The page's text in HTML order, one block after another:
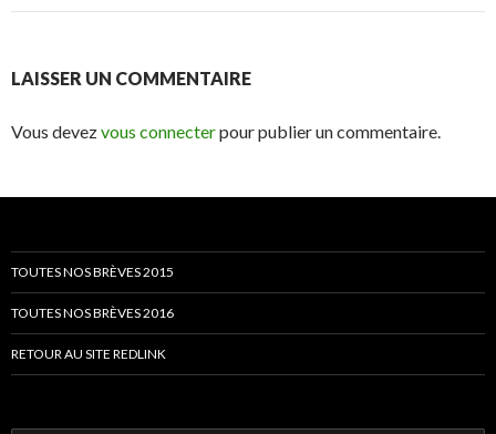
LAISSER UN COMMENTAIRE
Vous devezvous connecterpour publier un commentaire.
TOUTES NOS BRÈVES 2015
TOUTES NOS BRÈVES 2016
RETOUR AU SITE REDLINK